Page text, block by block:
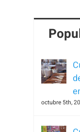
octubre 5th,